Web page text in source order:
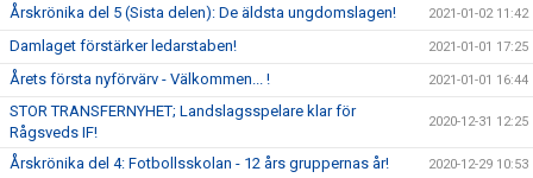
Årskrönika del 5 (Sista delen): De äldsta ungdomslagen! 2021-01-02 11:42
Damlaget förstärker ledarstaben! 2021-01-01 17:25
Årets första nyförvärv - Välkommen... ! 2021-01-01 16:44
STOR TRANSFERNYHET; Landslagsspelare klar för
Rågsveds IF!
2020-12-31 12:25
Årskrönika del 4: Fotbollsskolan - 12 års gruppernas år! 2020-12-29 10:53